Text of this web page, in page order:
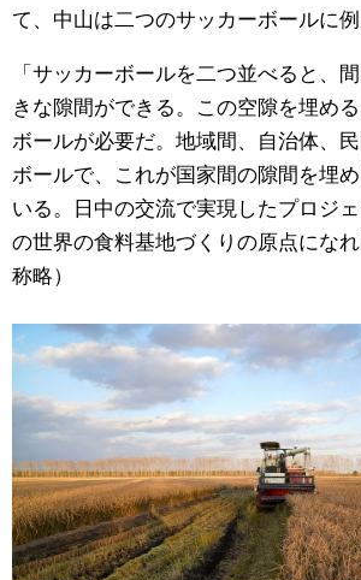
て、中山は二つのサッカーボールに例
「サッカーボールを二つ並べると、
きな隙間ができる。この空隙を埋め
ボールが必要だ。地域間、自治体、
ボールで、これが国家間の隙間を埋
いる。日中の交流で実現したプロジ
の世界の食料基地づくりの原点にな
称略）